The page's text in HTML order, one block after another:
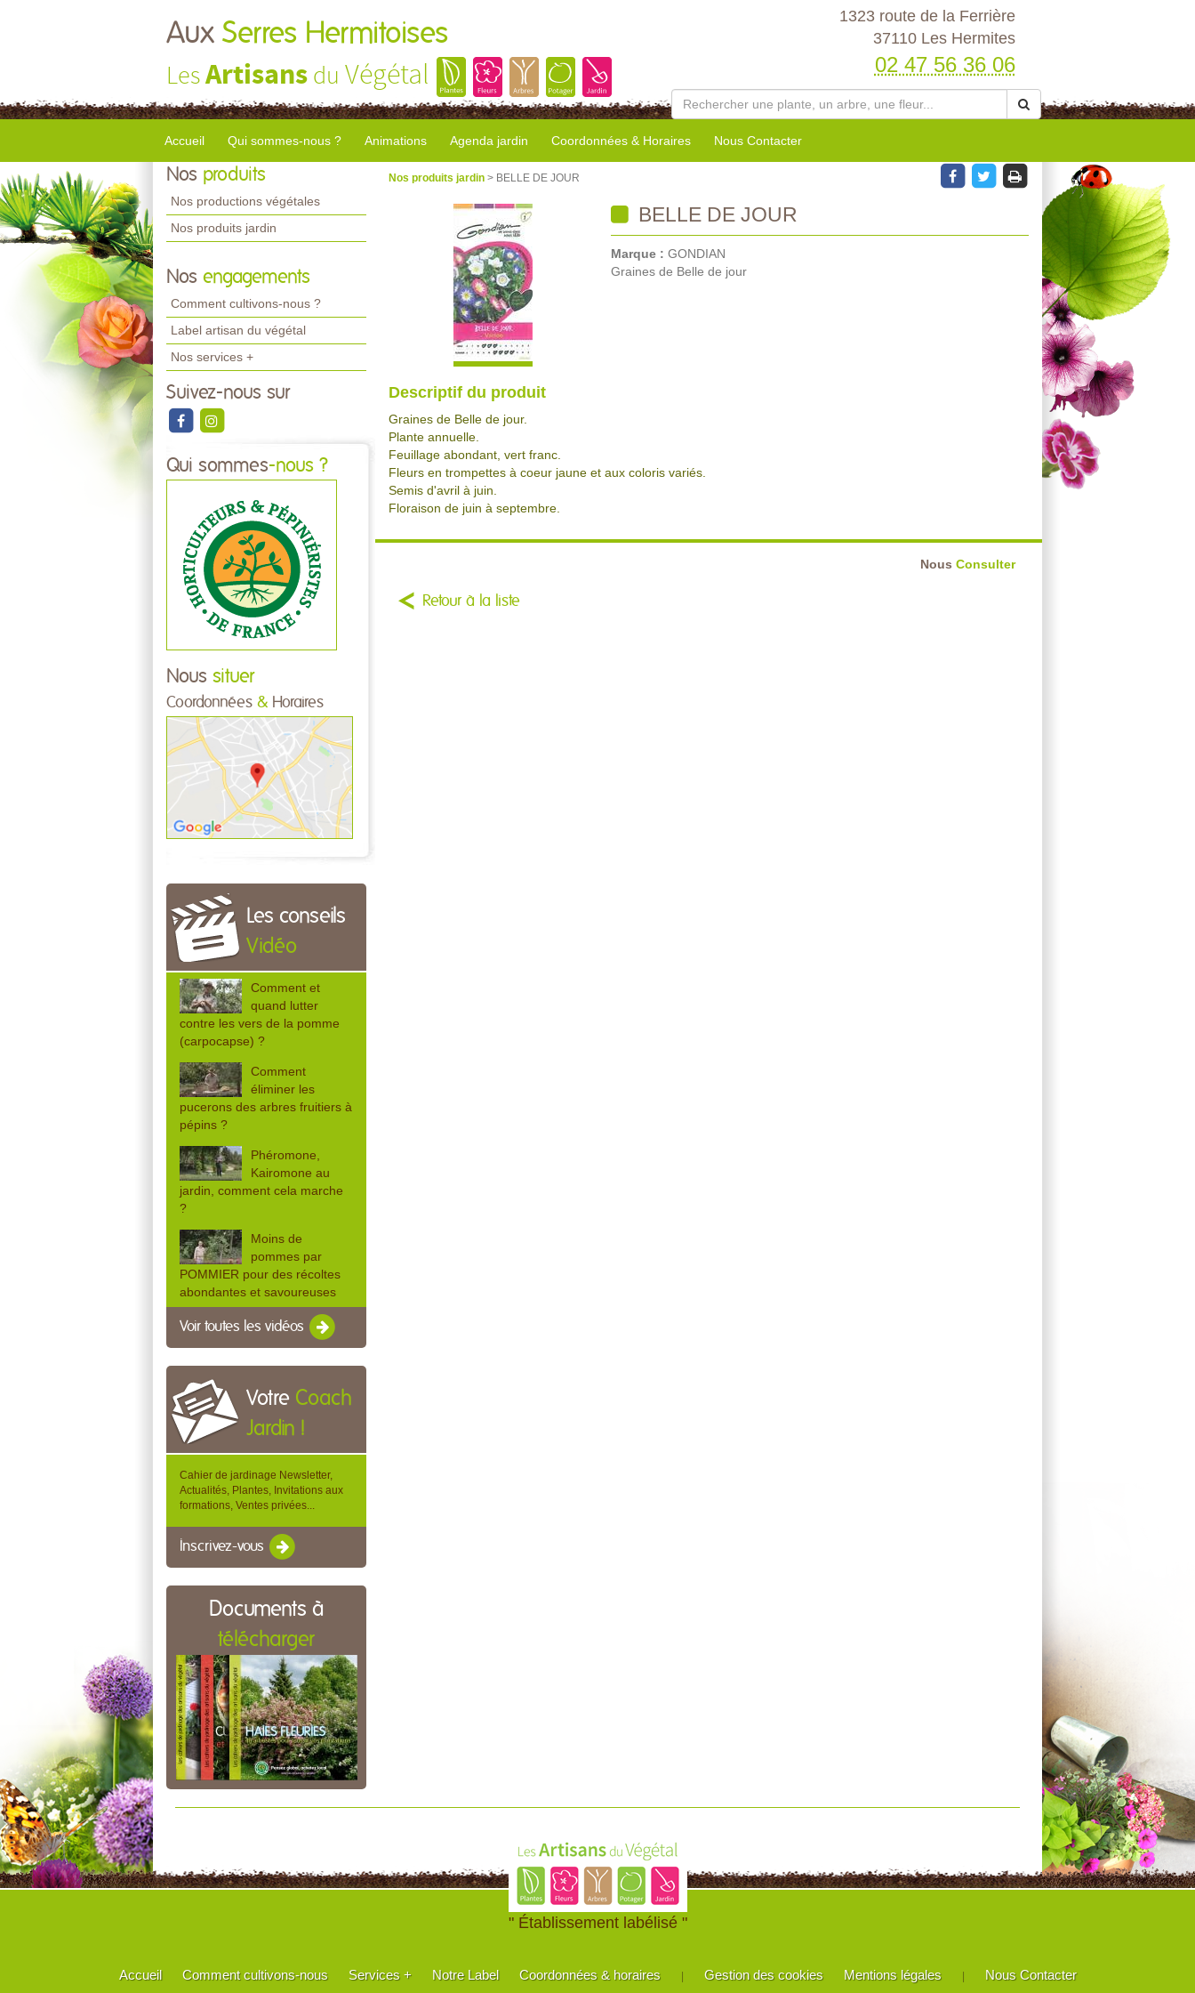
Aux Serres Hermitoises
LesArtisans du Végétal
1323 route de la Ferrière
37110 Les Hermites
02 47 56 36 06
Accueil Qui sommes-nous ? Animations Agenda jardin Coordonnées & Horaires Nous Contacter
Nos produits
Nos productions végétales
Nos produits jardin
Nos engagements
Comment cultivons-nous ?
Label artisan du végétal
Nos services +
Suivez-nous sur
Qui sommes-nous ?
Nous situer
Coordonnées & Horaires
Les conseils
Vidéo
Comment et
quand lutter
contre les vers de la pomme
(carpocapse) ?
Comment
éliminer les
pucerons des arbres fruitiers à
pépins ?
Phéromone,
Kairomone au
jardin, comment cela marche
?
Moins de
pommes par
POMMIER pour des récoltes
abondantes et savoureuses
Voir toutes les vidéos
Votre Coach
Jardin !
Cahier de jardinage Newsletter,
Actualités, Plantes, Invitations aux
formations, Ventes privées...
Inscrivez-vous
Documents à
télécharger
Nos produits jardin > BELLE DE JOUR
BELLE DE JOUR
Marque : GONDIAN
Graines de Belle de jour
Descriptif du produit
Graines de Belle de jour.
Plante annuelle.
Feuillage abondant, vert franc.
Fleurs en trompettes à coeur jaune et aux coloris variés.
Semis d'avril à juin.
Floraison de juin à septembre.
Nous Consulter
Retour à la liste
" Établissement labélisé "
Accueil Comment cultivons-nous Services + Notre Label Coordonnées & horaires | Gestion des cookies Mentions légales | Nous Contacter